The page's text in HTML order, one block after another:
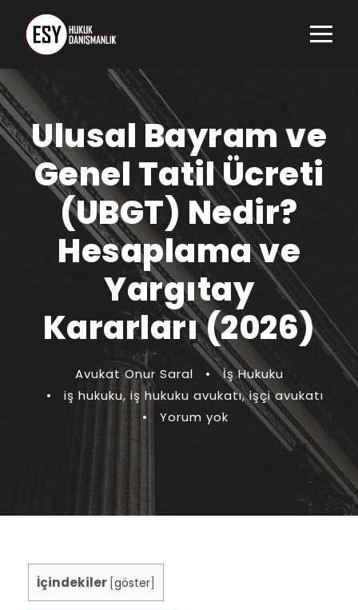
Ulusal Bayram ve
Genel Tatil Ücreti
(UBGT) Nedir?
Hesaplama ve
Yargıtay
Kararları (2026)
Avukat Onur Saral •
İş Hukuku
•
iş hukuku, iş hukuku avukatı, işçi avukatı
•
Yorum yok
İçindekiler göster